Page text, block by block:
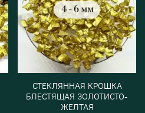
СТЕКЛЯННАЯ КРОШКА
БЛЕСТЯЩАЯ ЗОЛОТИСТО-
ЖЕЛТАЯ